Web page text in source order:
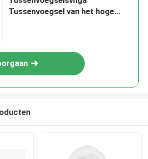
Tussenvoegsel van het hoge